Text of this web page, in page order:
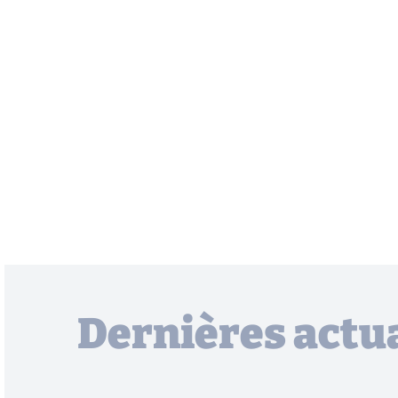
Dernières